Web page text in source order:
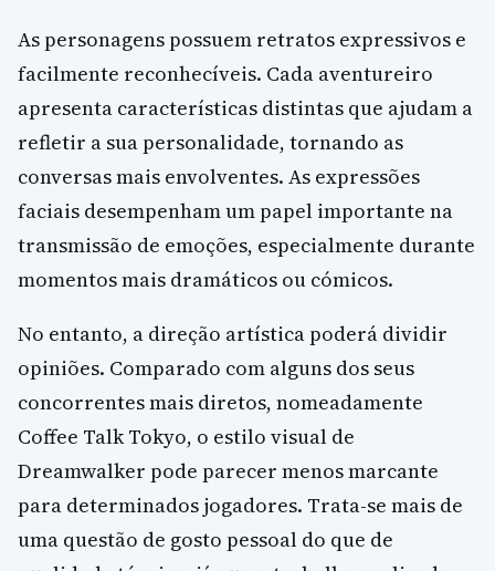
As personagens possuem retratos expressivos e
facilmente reconhecíveis. Cada aventureiro
apresenta características distintas que ajudam a
refletir a sua personalidade, tornando as
conversas mais envolventes. As expressões
faciais desempenham um papel importante na
transmissão de emoções, especialmente durante
momentos mais dramáticos ou cómicos.
No entanto, a direção artística poderá dividir
opiniões. Comparado com alguns dos seus
concorrentes mais diretos, nomeadamente
Coffee Talk Tokyo, o estilo visual de
Dreamwalker pode parecer menos marcante
para determinados jogadores. Trata-se mais de
uma questão de gosto pessoal do que de